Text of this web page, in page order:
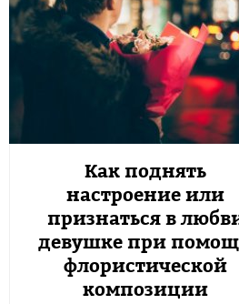
Как поднять
настроение или
признаться в
девушке при
флористической
композиции